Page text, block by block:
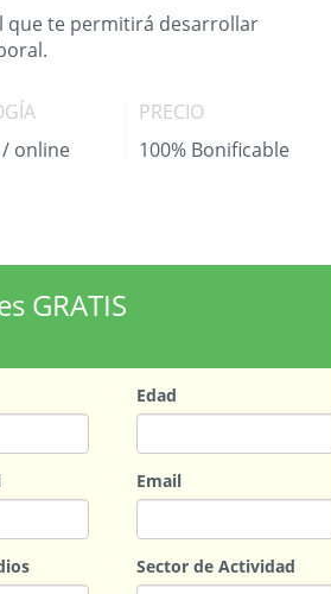
que te permitirá desarrollar
online
PRECIO
100% Bonificable
GRATIS
Edad
Email
Sector de Actividad